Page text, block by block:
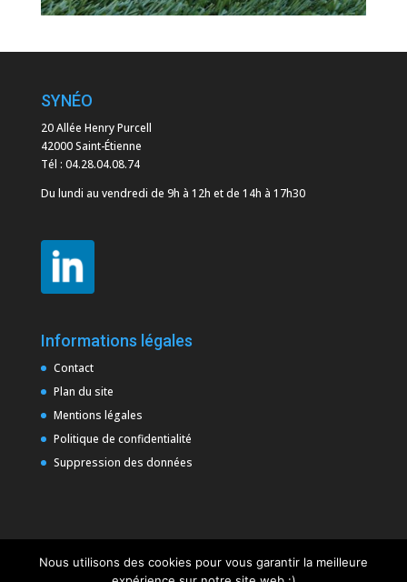
SYNÉO
20 Allée Henry Purcell
42000 Saint-Étienne
Tél : 04.28.04.08.74
Du lundi au vendredi de 9h à 12h et de 14h à 17h30
Informations légales
Contact
Plan du site
Mentions légales
Politique de confidentialité
Suppression des données
Nous utilisons des cookies pour vous garantir la meilleure